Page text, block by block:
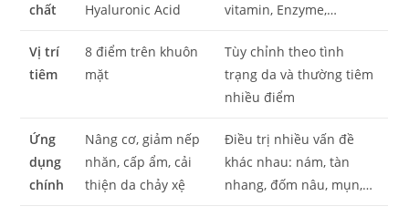
chất
Hyaluronic Acid
vitamin, Enzyme,…
Vị trí
tiêm
8 điểm trên khuôn
mặt
Tùy chỉnh theo tình
trạng da và thường tiêm
nhiều điểm
Ứng
dụng
chính
Nâng cơ, giảm nếp
nhăn, cấp ẩm, cải
thiện da chảy xệ
Điều trị nhiều vấn đề
khác nhau: nám, tàn
nhang, đốm nâu, mụn,…